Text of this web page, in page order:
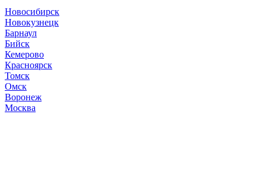
Новосибирск
Новокузнецк
Барнаул
Бийск
Кемерово
Красноярск
Томск
Омск
Воронеж
Москва